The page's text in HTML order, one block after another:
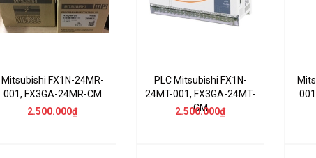
Mitsubishi FX1N-24MR-
001, FX3GA-24MR-CM
2.500.000₫
PLC Mitsubishi FX1N-
24MT-001, FX3GA-24MT-
CM
2.500.000₫